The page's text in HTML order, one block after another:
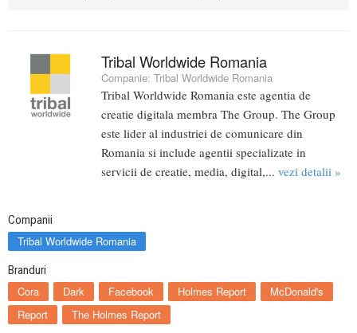
Tribal Worldwide Romania
Companie: Tribal Worldwide Romania
Tribal Worldwide Romania este agentia de
creatie digitala membra The Group. The Group
este lider al industriei de comunicare din
Romania si include agentii specializate in
servicii de creatie, media, digital,... vezi detalii »
Companii
Tribal Worldwide Romania
Branduri
Cora Dark Facebook Holmes Report
McDonald's
Report
The Holmes Report